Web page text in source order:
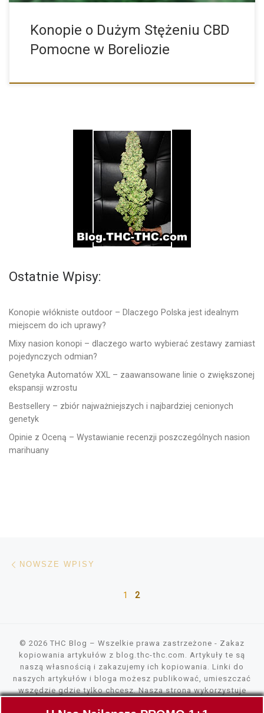
Konopie o Dużym Stężeniu CBD
Pomocne w Boreliozie
Ostatnie Wpisy:
Konopie włókniste outdoor – Dlaczego Polska jest idealnym
miejscem do ich uprawy?
Mixy nasion konopi – dlaczego warto wybierać zestawy zamiast
pojedynczych odmian?
Genetyka Automatów XXL – zaawansowane linie o zwiększonej
ekspansji wzrostu
Bestsellery – zbiór najważniejszych i najbardziej cenionych
genetyk
Opinie z Oceną – Wystawianie recenzji poszczególnych nasion
marihuany
Nawigacja po wpisach
NOWSZE WPISY
1 2
© 2026THC Blog – Wszelkie prawa zastrzeżone - Zakaz
kopiowania artykułów z blog.thc-thc.com. Artykuły te są
naszą własnością i zakazujemy ich kopiowania. Linki do
naszych artykułów i bloga możesz publikować, umieszczać
wszędzie gdzie tylko chcesz. Nasza strona wykorzystuje